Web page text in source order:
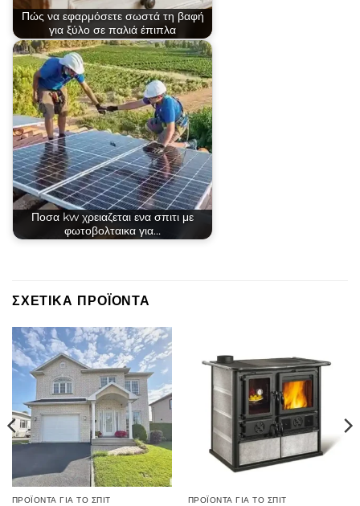
Πώς να εφαρμόσετε σωστά τη βαφή
για ξύλο σε παλιά έπιπλα
Ποσα kw χρειαζεται ενα σπιτι με
φωτοβολταικα για…
ΣΧΕΤΙΚΆ ΠΡΟΪΌΝΤΑ
ΠΡΟΪΌΝΤΑ ΓΙΑ ΤΟ ΣΠΊΤ ΠΡΟΪΌΝΤΑ ΓΙΑ ΤΟ ΣΠΊΤ